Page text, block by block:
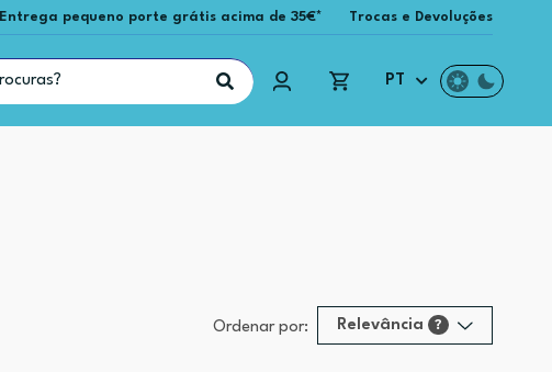
Entrega pequeno porte grátis acima de 35€* Trocas e Devoluções
PT
Ordenar por: Relevância ?